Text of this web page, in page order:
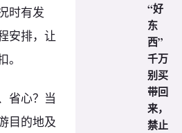
时有发
安排，让
省心？当
目的地及
“好
东
西”
千万
别买
带回
来，
禁止